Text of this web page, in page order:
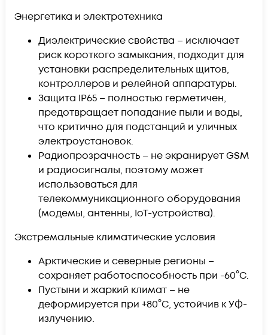
Энергетика и электротехника
Диэлектрические свойства – исключает
риск короткого замыкания, подходит для
установки распределительных щитов,
контроллеров и релейной аппаратуры.
Защита IP65 – полностью герметичен,
предотвращает попадание пыли и воды,
что критично для подстанций и уличных
электроустановок.
Радиопрозрачность – не экранирует GSM
и радиосигналы, поэтому может
использоваться для
телекоммуникационного оборудования
(модемы, антенны, IoT-устройства).
Экстремальные климатические условия
Арктические и северные регионы –
сохраняет работоспособность при -60°C.
Пустыни и жаркий климат – не
деформируется при +80°C, устойчив к УФ-
излучению.